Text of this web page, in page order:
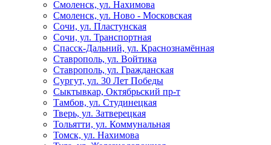
Смоленск, ул. Нахимова
Смоленск, ул. Ново - Московская
Сочи, ул. Пластунская
Сочи, ул. Транспортная
Спасск-Дальний, ул. Краснознамённая
Ставрополь, ул. Войтика
Ставрополь, ул. Гражданская
Сургут, ул. 30 Лет Победы
Сыктывкар, Октябрьский пр-т
Тамбов, ул. Студинецкая
Тверь, ул. Затверецкая
Тольятти, ул. Коммунальная
Томск, ул. Нахимова